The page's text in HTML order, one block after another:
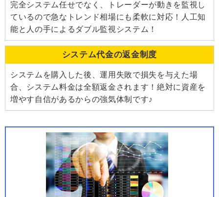
完全システム任せでなく、トレーダーが動きを監視し
ているので急なトレンド相場にも柔軟に対応！人工知
能と人の手によるダブル監視システム！
システム代金の返金制度
システムを購入した後、運用失敗で損失を与えた場
合、システム料金は全額返金されます！絶対に資産を
増やす自信があるからの強気体制です♪